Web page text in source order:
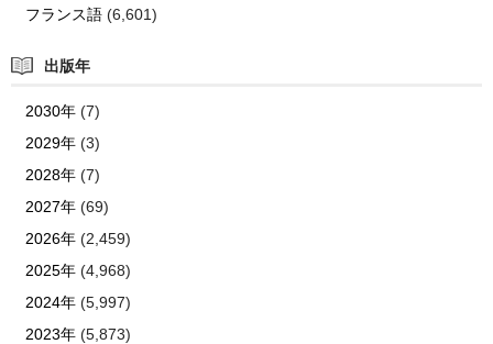
フランス語(6,601)
出版年
2030年(7)
2029年(3)
2028年(7)
2027年(69)
2026年(2,459)
2025年(4,968)
2024年(5,997)
2023年(5,873)